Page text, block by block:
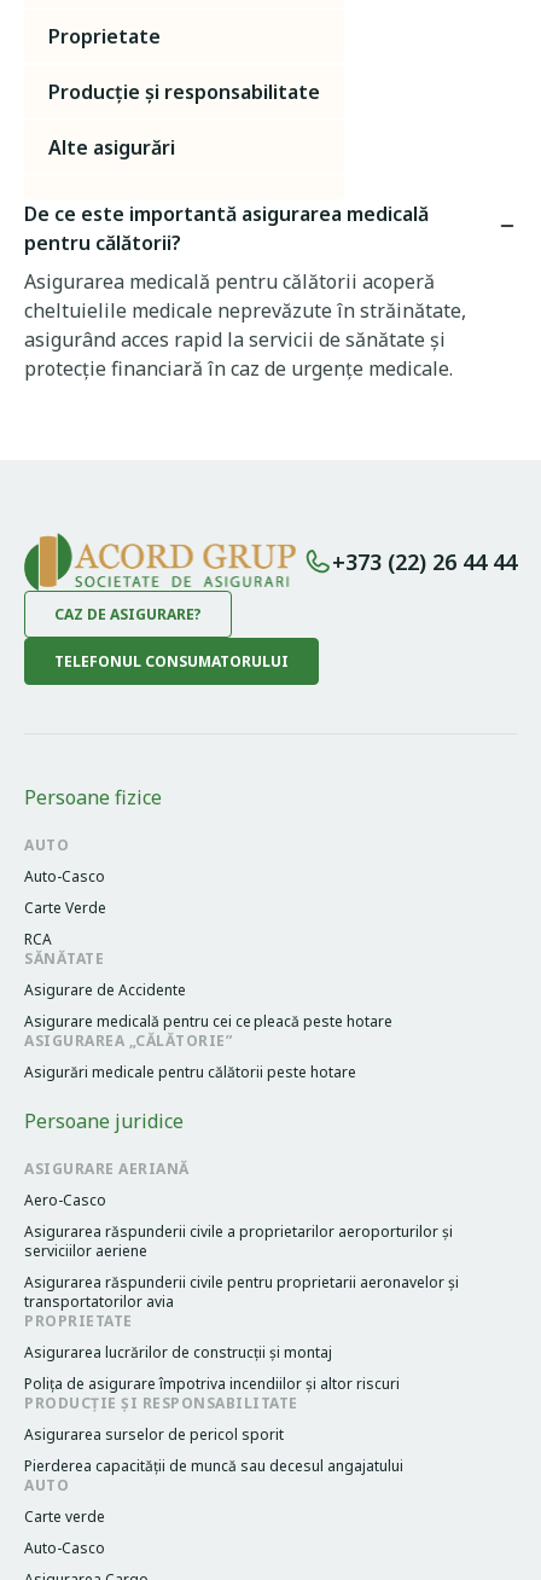
Proprietate
Producție și responsabilitate
Alte asigurări
De ce este importantă asigurarea medicală
pentru călătorii?
Asigurarea medicală pentru călătorii acoperă
cheltuielile medicale neprevăzute în străinătate,
asigurând acces rapid la servicii de sănătate și
protecție financiară în caz de urgențe medicale.
+373 (22) 26 44 44
CAZ DE ASIGURARE?
TELEFONUL CONSUMATORULUI
Persoane fizice
AUTO
Auto-Casco
Carte Verde
RCA
SĂNĂTATE
Asigurare de Accidente
Asigurare medicală pentru cei cе pleacă peste hotare
ASIGURAREA „CĂLĂTORIE”
Asigurări medicale pentru călătorii peste hotare
Persoane juridice
ASIGURARE AERIANĂ
Aero-Casco
Asigurarea răspunderii civile a proprietarilor aeroporturilor și
serviciilor aeriene
Asigurarea răspunderii civile pentru proprietarii aeronavelor și
transportatorilor avia
PROPRIETATE
Asigurarea lucrărilor de construcții și montaj
Poliţa de asigurare împotriva incendiilor și altor riscuri
PRODUCȚIE ȘI RESPONSABILITATE
Asigurarea surselor de pericol sporit
Pierderea capacităţii de muncă sau decesul angajatului
AUTO
Carte verde
Auto-Casco